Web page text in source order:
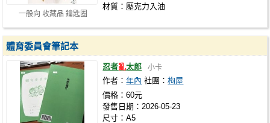
一般向 收藏品 鑰匙圈
材質：壓克力入油
體育委員會筆記本
忍者亂太郎 小卡
作者：年內 社團：枸屋
價格：60元
發售日期：2026-05-23
尺寸：A5